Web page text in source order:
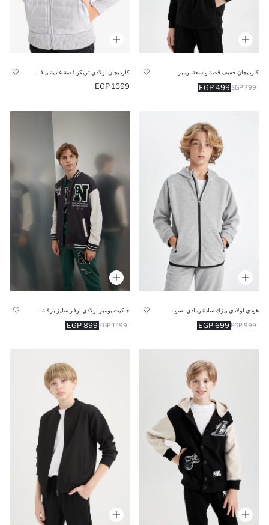
كارديجان خفيف قصة واسعة بومبر
499 EGP 799 EGP
1699 EGP
699 EGP 999 EGP
899 EGP 1499 EGP